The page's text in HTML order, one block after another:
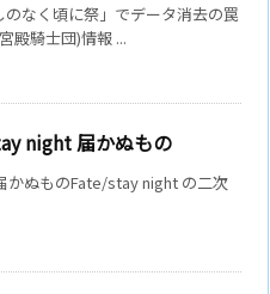
なく頃に祭」でデータ消去の罠
殿騎士団)情報 ...
night 届かぬもの
かぬものFate/stay night の二次